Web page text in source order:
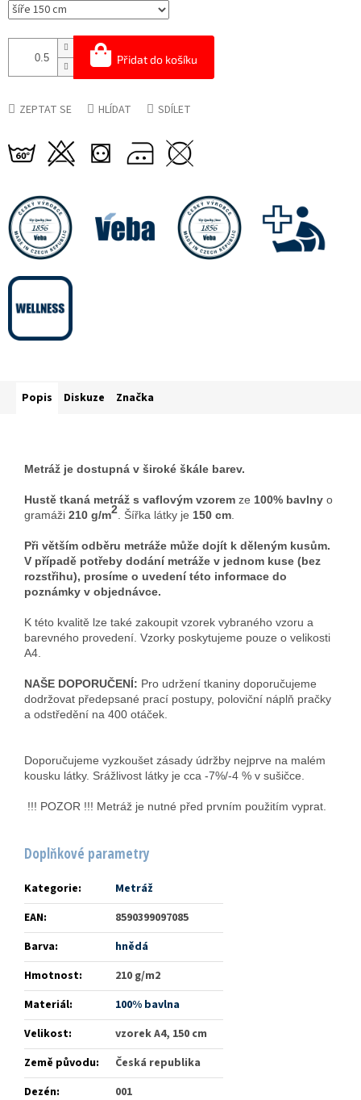
Přidat do košíku
ZEPTAT SE HLÍDAT SDÍLET
Popis Diskuze Značka
Metráž je dostupná v široké škále barev.
Hustě tkaná metráž s vaflovým vzorem ze 100% bavlny o
gramáži 210 g/m2. Šířka látky je 150 cm.
Při větším odběru metráže může dojít k děleným kusům.
V případě potřeby dodání metráže v jednom kuse (bez
rozstřihu), prosíme o uvedení této informace do
poznámky v objednávce.
K této kvalitě lze také zakoupit vzorek vybraného vzoru a
barevného provedení. Vzorky poskytujeme pouze o velikosti
A4.
NAŠE DOPORUČENÍ: Pro udržení tkaniny doporučujeme
dodržovat předepsané prací postupy, poloviční náplň pračky
a odstředění na 400 otáček.
Doporučujeme vyzkoušet zásady údržby nejprve na malém
kousku látky. Srážlivost látky je cca -7%/-4 % v sušičce.
!!! POZOR !!! Metráž je nutné před prvním použitím vyprat.
Doplňkové parametry
Kategorie:
Metráž
EAN:
8590399097085
Barva:
hnědá
Hmotnost:
210 g/m2
Materiál:
100% bavlna
Velikost:
vzorek A4, 150 cm
Země původu:
Česká republika
Dezén: 001